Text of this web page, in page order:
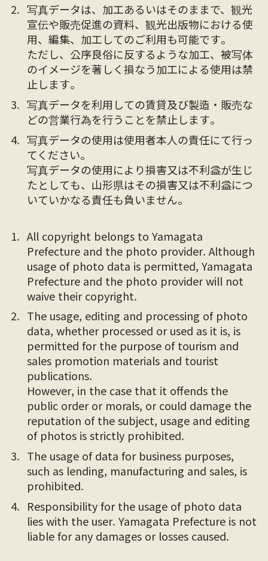
写真データは、加工あるいはそのままで、観光
宣伝や販売促進の資料、観光出版物における使
用、編集、加工してのご利用も可能です。
ただし、公序良俗に反するような加工、被写体
のイメージを著しく損なう加工による使用は禁
止します。
写真データを利用しての賃貸及び製造・販売な
どの営業行為を行うことを禁止します。
写真データの使用は使用者本人の責任にて行っ
てください。
写真データの使用により損害又は不利益が生じ
たとしても、山形県はその損害又は不利益につ
いていかなる責任も負いません。
All copyright belongs to Yamagata
Prefecture and the photo provider. Although
usage of photo data is permitted, Yamagata
Prefecture and the photo provider will not
waive their copyright.
The usage, editing and processing of photo
data, whether processed or used as it is, is
permitted for the purpose of tourism and
sales promotion materials and tourist
publications.
However, in the case that it offends the
public order or morals, or could damage the
reputation of the subject, usage and editing
of photos is strictly prohibited.
The usage of data for business purposes,
such as lending, manufacturing and sales, is
prohibited.
Responsibility for the usage of photo data
lies with the user. Yamagata Prefecture is not
liable for any damages or losses caused.